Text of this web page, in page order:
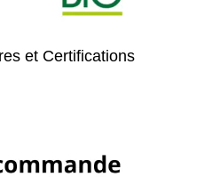
et Certifications